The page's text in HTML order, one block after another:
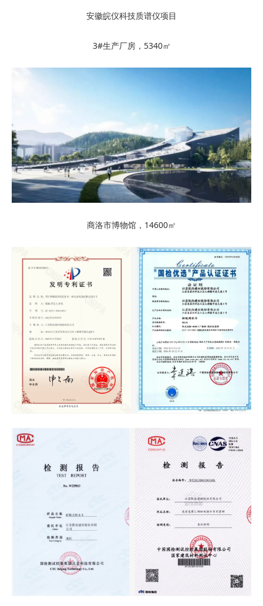
安徽皖仪科技质谱仪项目
3#生产厂房，5340㎡
商洛市博物馆，14600㎡